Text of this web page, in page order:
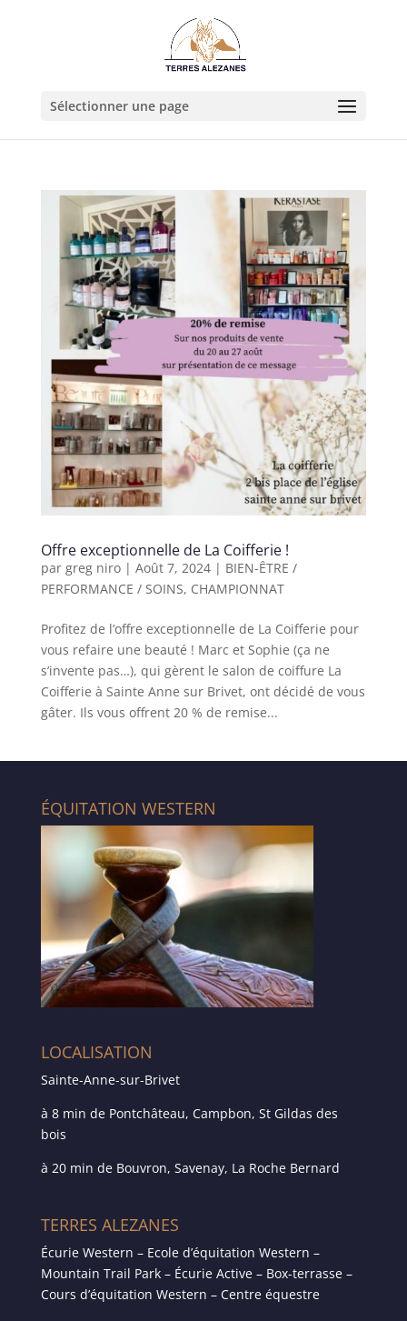
Sélectionner une page
Offre exceptionnelle de La Coifferie !
par greg niro| Août 7, 2024| BIEN-ÊTRE /
PERFORMANCE / SOINS, CHAMPIONNAT
Profitez de l’offre exceptionnelle de La Coifferie pour
vous refaire une beauté ! Marc et Sophie (ça ne
s’invente pas…), qui gèrent le salon de coiffure La
Coifferie à Sainte Anne sur Brivet, ont décidé de vous
gâter. Ils vous offrent 20 % de remise...
ÉQUITATION WESTERN
LOCALISATION
Sainte-Anne-sur-Brivet
à 8 min de Pontchâteau, Campbon, St Gildas des
bois
à 20 min de Bouvron, Savenay, La Roche Bernard
TERRES ALEZANES
Écurie Western – Ecole d’équitation Western –
Mountain Trail Park – Écurie Active – Box-terrasse –
Cours d’équitation Western – Centre équestre